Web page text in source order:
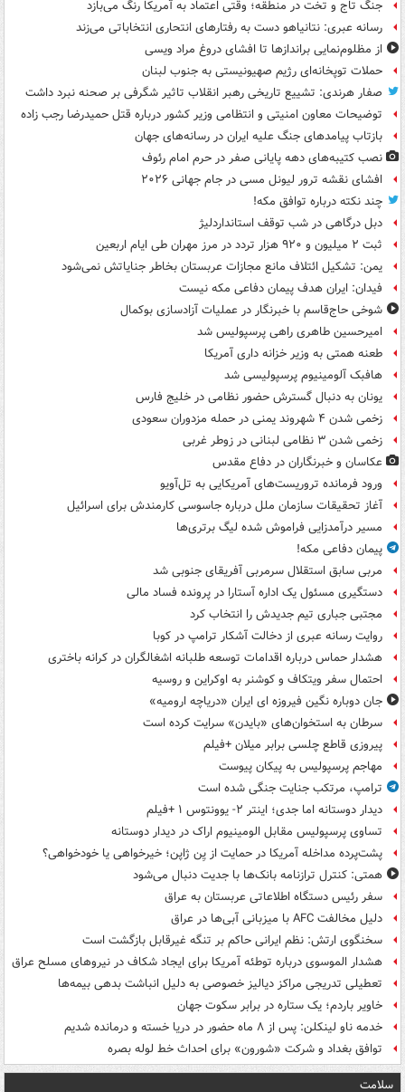
جنگ تاج و تخت در منطقه؛ وقتی اعتماد به آمریکا رنگ می‌بازد
رسانه عبری: نتانیاهو دست به رفتارهای انتحاری انتخاباتی می‌زند
از مظلوم‌نمایی براندازها تا افشای دروغ مراد ویسی
حملات توپخانه‌ای رژیم صهیونیستی به جنوب لبنان
صفار هرندی: تشییع تاریخی رهبر انقلاب تاثیر شگرفی بر صحنه نبرد داشت
توضیحات معاون امنیتی و انتظامی وزیر کشور درباره قتل حمیدرضا رجب زاده
بازتاب پیامدهای جنگ علیه ایران در رسانه‌های جهان
نصب کتیبه‌های دهه پایانی صفر در حرم امام رئوف
افشای نقشه ترور لیونل مسی در جام جهانی ۲۰۲۶
چند نکته درباره توافق مکه!
دبل درگاهی در شب توقف استانداردلیژ
ثبت ۲ میلیون و ۹۲۰ هزار تردد در مرز مهران طی ایام اربعین
یمن: تشکیل ائتلاف مانع مجازات عربستان بخاطر جنایاتش نمی‌شود
فیدان: ایران هدف پیمان دفاعی مکه نیست
شوخی حاج‌قاسم با خبرنگار در عملیات آزادسازی بوکمال
امیرحسین طاهری راهی پرسپولیس شد
طعنه همتی به وزیر خزانه داری آمریکا
هافبک آلومینیوم پرسپولیسی شد
یونان به دنبال گسترش حضور نظامی در خلیج فارس
زخمی شدن ۴ شهروند یمنی در حمله مزدوران سعودی
زخمی شدن ۳ نظامی لبنانی در زوطر غربی
عکاسان و خبرنگاران در دفاع مقدس
ورود فرمانده تروریست‌های آمریکایی به تل‌آویو
آغاز تحقیقات سازمان ملل درباره جاسوسی کارمندش برای اسرائیل
مسیر درآمدزایی فراموش شده لیگ برتری‌ها
پیمان دفاعی مکه!
مربی سابق استقلال سرمربی آفریقای جنوبی شد
دستگیری مسئول یک اداره آستارا در پرونده فساد مالی
مجتبی جباری تیم جدیدش را انتخاب کرد
روایت رسانه عبری از دخالت آشکار ترامپ در کوبا
هشدار حماس درباره اقدامات توسعه طلبانه اشغالگران در کرانه باختری
احتمال سفر ویتکاف و کوشنر به اوکراین و روسیه
جان دوباره نگین فیروزه ای ایران «دریاچه ارومیه»
سرطان به استخوان‌های «بایدن» سرایت کرده است
پیروزی قاطع چلسی برابر میلان +فیلم
مهاجم پرسپولیس به پیکان پیوست
ترامپ، مرتکب جنایت جنگی شده است
دیدار دوستانه اما جدی؛ اینتر ۲- یوونتوس ۱ +فیلم
تساوی پرسپولیس مقابل الومینیوم اراک در دیدار دوستانه
پشت‌پرده مداخله آمریکا در حمایت از یِن ژاپن؛ خیرخواهی یا خودخواهی؟
همتی: کنترل ترازنامه بانک‌ها با جدیت دنبال می‌شود
سفر رئیس دستگاه اطلاعاتی عربستان به عراق
دلیل مخالفت AFC با میزبانی آبی‌ها در عراق
سخنگوی ارتش: نظم ایرانی حاکم بر تنگه غیرقابل بازگشت است
هشدار الموسوی درباره توطئه آمریکا برای ایجاد شکاف در نیروهای مسلح عراق
تعطیلی تدریجی مراکز دیالیز خصوصی به دلیل انباشت بدهی بیمه‌ها
خاویر باردم؛ یک ستاره در برابر سکوت جهان
خدمه ناو لینکلن: پس از ۸ ماه حضور در دریا خسته و درمانده‌ شدیم
توافق بغداد و شرکت «شورون» برای احداث خط لوله بصره
سلامت